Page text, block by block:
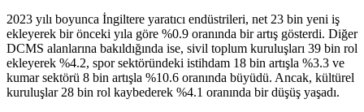
2023 yılı boyunca İngiltere yaratıcı endüstrileri, net 23 bin yeni iş
ekleyerek bir önceki yıla göre %0.9 oranında bir artış gösterdi. Diğer
DCMS alanlarına bakıldığında ise, sivil toplum kuruluşları 39 bin rol
ekleyerek %4.2, spor sektöründeki istihdam 18 bin artışla %3.3 ve
kumar sektörü 8 bin artışla %10.6 oranında büyüdü. Ancak, kültürel
kuruluşlar 28 bin rol kaybederek %4.1 oranında bir düşüş yaşadı.